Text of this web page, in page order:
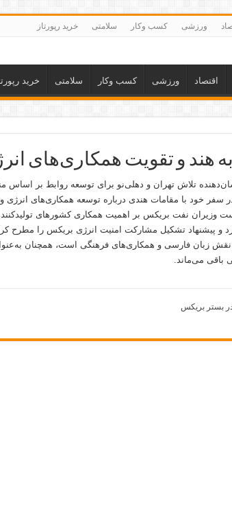
ورزشی کسب وکار سلامتی خرید رپورتاز
اقتصاد ورزشی کسب وکار سلامتی خرید
هند و تقویت همکاری‌های
تلاش تهران و دهلی‌نو برای توسعه روابط بر اساس
خود با مقامات هندی درباره توسعه همکاری‌های انرژی
وزیران نفت بریکس بر اهمیت همکاری کشورهای
و پیشنهاد تشکیل مشارکت امنیت انرژی بریکس را مطرح
زبان فارسی و همکاری‌های فرهنگی است، همچنان
باقی می‌ماند.
در بستر بریکس